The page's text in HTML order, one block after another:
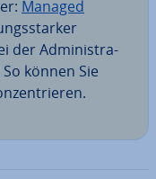
Managed
der Ad­mi­nis­tra­
können Sie